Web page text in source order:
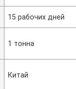
15 рабочих дней
1 тонна
Китай